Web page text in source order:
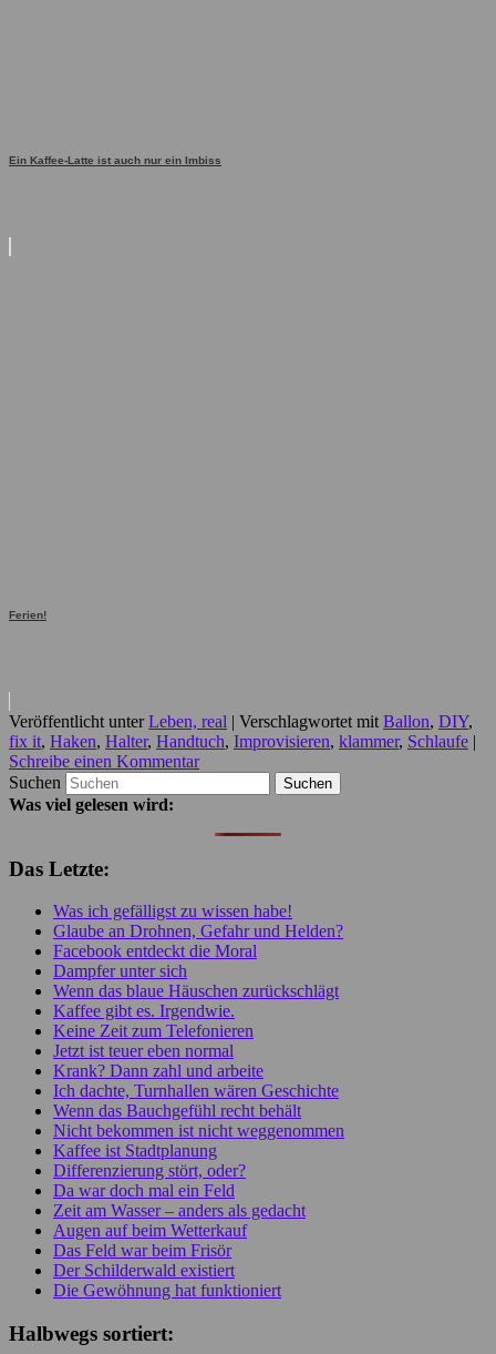
Ein Kaffee-Latte ist auch nur ein Imbiss
Ferien!
Veröffentlicht unter Leben, real | Verschlagwortet mit Ballon, DIY,
fix it, Haken, Halter, Handtuch, Improvisieren, klammer, Schlaufe |
Schreibe einen Kommentar
Suchen
Was viel gelesen wird:
Das Letzte:
Was ich gefälligst zu wissen habe!
Glaube an Drohnen, Gefahr und Helden?
Facebook entdeckt die Moral
Dampfer unter sich
Wenn das blaue Häuschen zurückschlägt
Kaffee gibt es. Irgendwie.
Keine Zeit zum Telefonieren
Jetzt ist teuer eben normal
Krank? Dann zahl und arbeite
Ich dachte, Turnhallen wären Geschichte
Wenn das Bauchgefühl recht behält
Nicht bekommen ist nicht weggenommen
Kaffee ist Stadtplanung
Differenzierung stört, oder?
Da war doch mal ein Feld
Zeit am Wasser – anders als gedacht
Augen auf beim Wetterkauf
Das Feld war beim Frisör
Der Schilderwald existiert
Die Gewöhnung hat funktioniert
Halbwegs sortiert: